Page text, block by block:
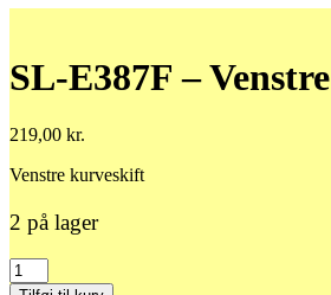
SL-E387F –
219,00 kr.
Venstre kurveskift
2 på lager
SL-
E387F